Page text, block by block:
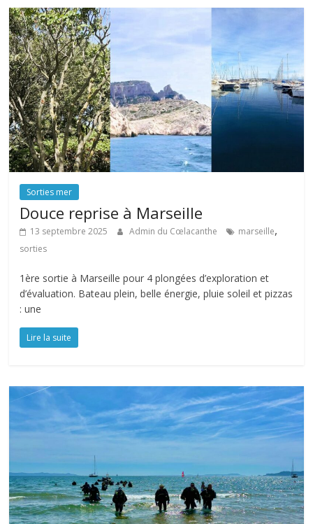
Sorties mer
Douce reprise à Marseille
13 septembre 2025 Admin du Cœlacanthe marseille,
sorties
1ère sortie à Marseille pour 4 plongées d’exploration et
d’évaluation. Bateau plein, belle énergie, pluie soleil et pizzas
: une
Lire la suite